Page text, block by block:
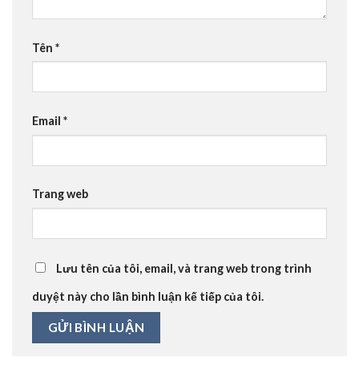
Tên *
Email *
Trang web
Lưu tên của tôi, email, và trang web trong trình
duyệt này cho lần bình luận kế tiếp của tôi.